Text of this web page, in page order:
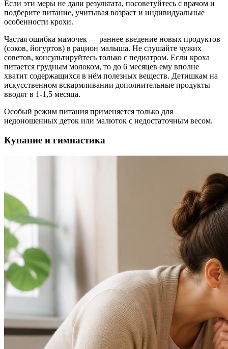
Если эти меры не дали результата, посоветуйтесь с врачом и
подберите питание, учитывая возраст и индивидуальные
особенности крохи.
Частая ошибка мамочек — раннее введение новых продуктов
(соков, йогуртов) в рацион малыша. Не слушайте чужих
советов, консультируйтесь только с педиатром. Если кроха
питается грудным молоком, то до 6 месяцев ему вполне
хватит содержащихся в нём полезных веществ. Детишкам на
искусственном вскармливании дополнительные продукты
вводят в 1-1,5 месяца.
Особый режим питания применяется только для
недоношенных деток или малюток с недостаточным весом.
Купание и гимнастика